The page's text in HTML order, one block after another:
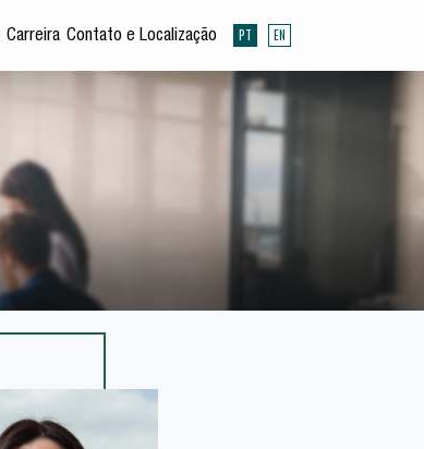
Carreira Contato e Localização PT EN